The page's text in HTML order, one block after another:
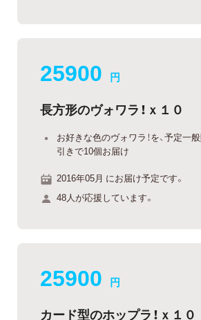
25900 円
長方形のヴォワラ！ｘ１０
お好きな色のヴォワラ！を、予定一
引きで10個お届け
2016年05月 にお届け予定です。
48人が応援しています。
25900 円
カード型のホップラ！ｘ１０